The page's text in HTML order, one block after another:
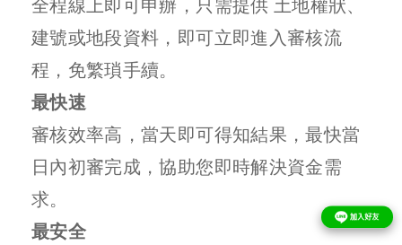
全程線上即可申辦，只需提供 土地權狀、
建號或地段資料，即可立即進入審核流
程，免繁瑣手續。
最快速
審核效率高，當天即可得知結果，最快當
日內初審完成，協助您即時解決資金需
求。
最安全